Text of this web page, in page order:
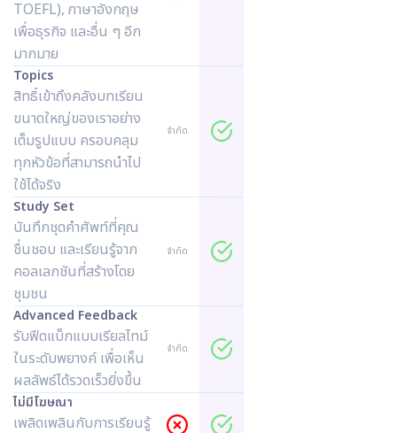
TOEFL), ภาษาอังกฤษ
เพื่อธุรกิจ และอื่น ๆ อีก
มากมาย
Topics
สิทธิ์เข้าถึงคลังบทเรียน
ขนาดใหญ่ของเราอย่าง
เต็มรูปแบบ ครอบคลุม
ทุกหัวข้อที่สามารถนำไป
ใช้ได้จริง
จำกัด
Study Set
บันทึกชุดคำศัพท์ที่คุณ
ชื่นชอบ และเรียนรู้จาก
คอลเลกชันที่สร้างโดย
ชุมชน
จำกัด
Advanced Feedback
รับฟีดแบ็กแบบเรียลไทม์
ในระดับพยางค์ เพื่อเห็น
ผลลัพธ์ได้รวดเร็วยิ่งขึ้น
จำกัด
ไม่มีโฆษณา
เพลิดเพลินกับการเรียนรู้